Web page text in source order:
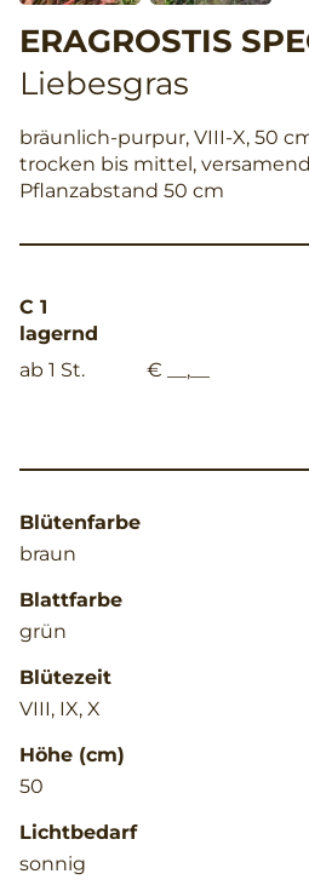
ERAGROSTIS
Liebesgras
bräunlich-purpur, VIII-X, 50
trocken bis mittel,
Pflanzabstand 50 cm
C 1
lagernd
ab 1 St.
€ __,__
Blütenfarbe
braun
Blattfarbe
grün
Blütezeit
VIII, IX, X
Höhe (cm)
50
Lichtbedarf
sonnig